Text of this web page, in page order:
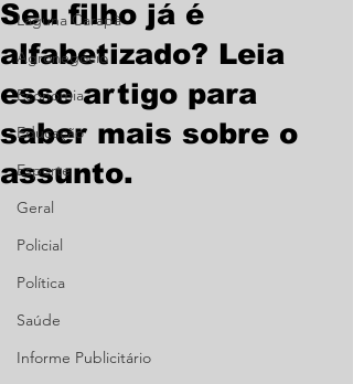
Laguna Carapã
Agronegócio
Economia
Educação
Esporte
Geral
Policial
Política
Saúde
Informe Publicitário
Seu filho já é
alfabetizado? Leia
esse artigo para
saber mais sobre o
assunto.